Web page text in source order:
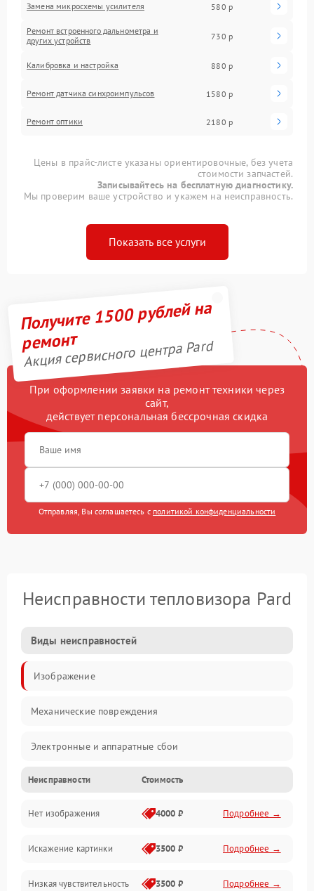
Замена микросхемы усилителя 580 р
Ремонт встроенного дальнометра и
других устройств
730 р
Калибровка и настройка 880 р
Ремонт датчика синхроимпульсов 1580 р
Ремонт оптики 2180 р
Цены в прайс-листе указаны ориентировочные, без учета
стоимости запчастей.
Записывайтесь на бесплатную диагностику.
Мы проверим ваше устройство и укажем на неисправность.
Показать все услуги
Получите 1500 рублей на
ремонт
Акция сервисного центра Pard
При оформлении заявки на ремонт техники через
сайт,
действует персональная бессрочная скидка
Отправляя, Вы соглашаетесь с политикой конфиденциальности
Неисправности тепловизора Pard
Виды неисправностей
Изображение
Механические повреждения
Электронные и аппаратные сбои
Неисправности сенсора и оптики
Программные ошибки
Электропитание
Измерения
Неисправности Стоимость
Нет изображения 4000 ₽ Подробнее →
Искажение картинки 3500 ₽ Подробнее →
Низкая чувствительность 3500 ₽ Подробнее →